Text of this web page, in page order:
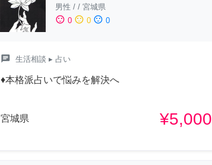
男性 / / 宮城県
sentiment_satisfied 0 sentiment_neutral 0 sentiment_dissatisfied 0
chat 生活相談 ▸ 占い
♦本格派占いで悩みを解決へ
宮城県 ¥5,000